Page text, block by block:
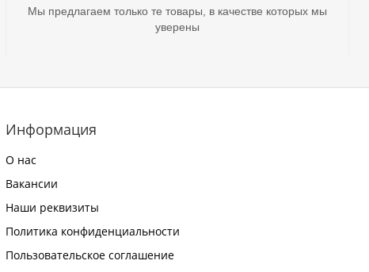
Мы предлагаем только те товары, в качестве которых мы
уверены
Информация
О нас
Вакансии
Наши реквизиты
Политика конфиденциальности
Пользовательское соглашение